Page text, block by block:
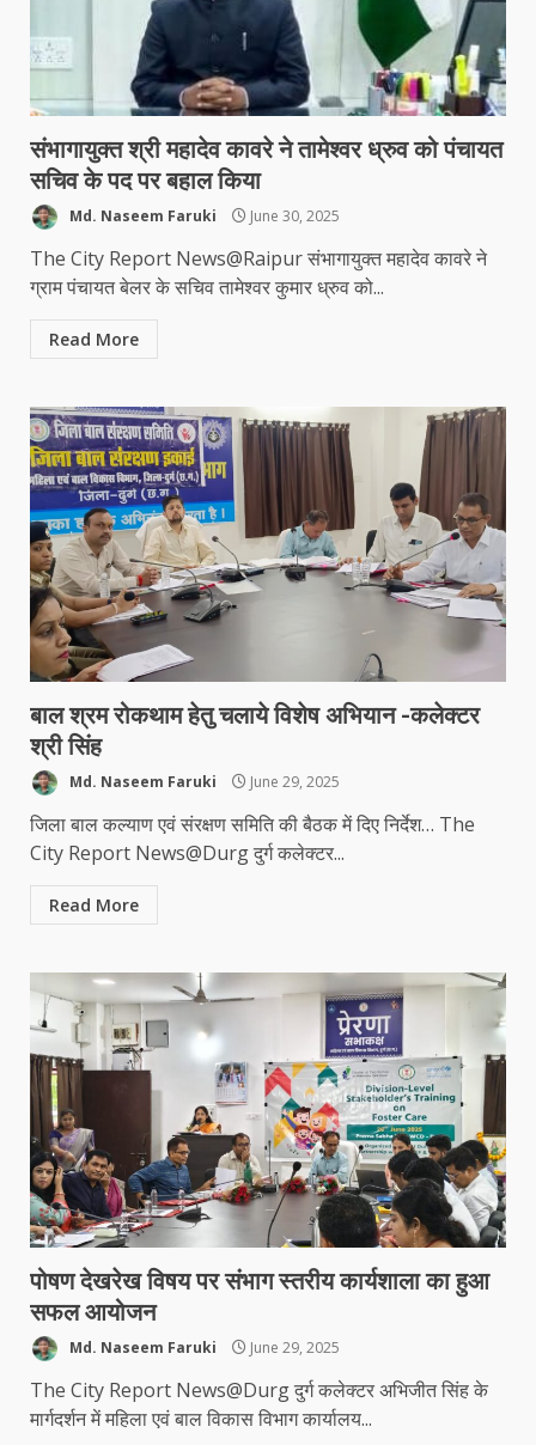
संभागायुक्त श्री महादेव कावरे ने तामेश्वर ध्रुव को पंचायत
सचिव के पद पर बहाल किया
Md. Naseem Faruki June 30, 2025
The City Report News@Raipur संभागायुक्त महादेव कावरे ने
ग्राम पंचायत बेलर के सचिव तामेश्वर कुमार ध्रुव को...
Read More
बाल श्रम रोकथाम हेतु चलाये विशेष अभियान -कलेक्टर
श्री सिंह
Md. Naseem Faruki June 29, 2025
जिला बाल कल्याण एवं संरक्षण समिति की बैठक में दिए निर्देश… The
City Report News@Durg दुर्ग कलेक्टर...
Read More
पोषण देखरेख विषय पर संभाग स्तरीय कार्यशाला का हुआ
सफल आयोजन
Md. Naseem Faruki June 29, 2025
The City Report News@Durg दुर्ग कलेक्टर अभिजीत सिंह के
मार्गदर्शन में महिला एवं बाल विकास विभाग कार्यालय...